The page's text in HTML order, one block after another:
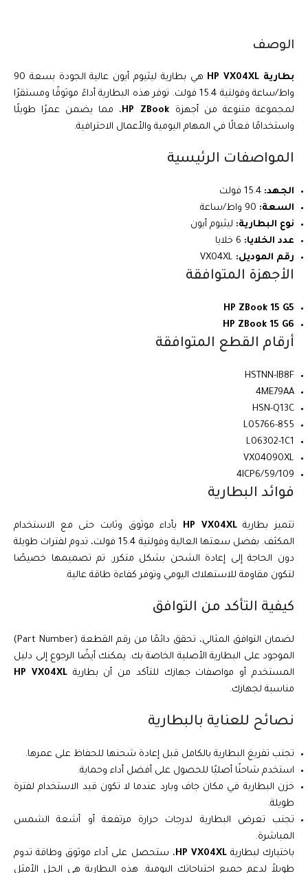
الوصف
بطارية HP VX04XL
هي بطارية ليثيوم أيون عالية الجودة بسعة 90
واط/ساعة وفولتية 15.4 فولت. توفر هذه البطارية أداءً موثوقًا ومستقرًا
لمجموعة متنوعة من أجهزة HP ZBook، مما يضمن عمرًا طويلًا
واستخدامًا فعالًا في المهام اليومية والأعمال الاحترافية.
المواصفات الرئيسية
الجهد:
السعة:
نوع البطارية: ليثيوم أيون
عدد الخلايا:
رقم الموديل:
الأجهزة المتوافقة
HP ZBook 15 G5
HP ZBook 15 G6
أرقام القطع المتوافقة
HSTNN-IB8F
4ME79AA
HSN-Q13C
L05766-855
L06302-1C1
VX04090XL
4ICP6/59/109
فوائد البطارية
تتميز بطاريةHP VX04XL بأداء موثوق وثابت حتى مع الاستخدام
المكثف. بفضل سعتها العالية وفولتية 15.4 فولت، تدوم لفترات طويلة
دون الحاجة إلى إعادة الشحن بشكل متكرر. تم تصميمها خصيصًا
لتكون مقاومة للاستهلاك اليومي وتوفر كفاءة طاقة عالية.
كيفية التأكد من التوافق
لضمان التوافق المثالي، تحقق دائمًا من رقم القطعة (Part Number)
الموجود على البطارية الأصلية الخاصة بك. يمكنك أيضًا الرجوع إلى دليل
المستخدم أو مواصفات جهازك للتأكد من أن بطاريةHP VX04XL
مناسبة لجهازك.
نصائح للعناية بالبطارية
تجنب تفريغ البطارية بالكامل قبل إعادة شحنها للحفاظ على عمرها.
استخدم شاحنًا أصليًا للحصول على أفضل أداء وحماية.
خزن البطارية في مكان جاف وبارد عندما لا تكون قيد الاستخدام لفترة
طويلة.
تجنب تعرض البطارية لدرجات حرارة مرتفعة أو أشعة الشمس
المباشرة.
باختيارك لبطاريةHP VX04XL، ستحصل على أداء موثوق وطاقة تدوم
طويلاً لدعم جميع احتياجاتك اليومية. هذه البطارية هي الحل الأمثل